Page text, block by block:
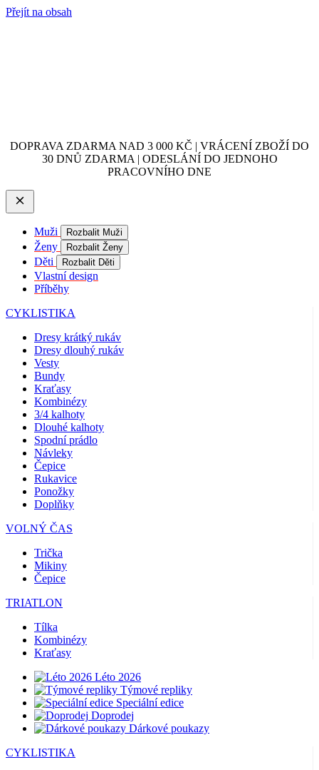
Přejít na obsah
DOPRAVA ZDARMA NAD 3 000 KČ | VRÁCENÍ ZBOŽÍ DO
30 DNŮ ZDARMA | ODESLÁNÍ DO JEDNOHO
PRACOVNÍHO DNE
Muži Rozbalit Muži
Ženy Rozbalit Ženy
Děti Rozbalit Děti
Vlastní design
Příběhy
CYKLISTIKA
Dresy krátký rukáv
Dresy dlouhý rukáv
Vesty
Bundy
Kraťasy
Kombinézy
3/4 kalhoty
Dlouhé kalhoty
Spodní prádlo
Návleky
Čepice
Rukavice
Ponožky
Doplňky
VOLNÝ ČAS
Trička
Mikiny
Čepice
TRIATLON
Tílka
Kombinézy
Kraťasy
Léto 2026
Týmové repliky
Speciální edice
Doprodej
Dárkové poukazy
CYKLISTIKA